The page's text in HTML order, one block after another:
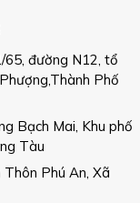
65, đường N12, tổ
Phố
Bạch Mai, Khu phố
Tàu
Phú An, Xã